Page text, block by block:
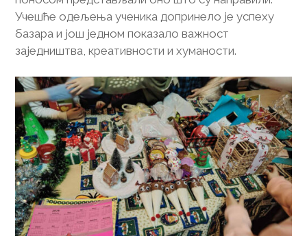
Учешће одељења ученика допринело је успеху
базара и још једном показало важност
заједништва, креативности и хуманости.